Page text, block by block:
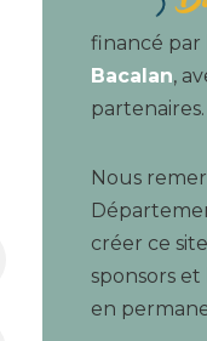
financé par
Bacalan,
partenaires.
Nous
créer ce
sponsors
en